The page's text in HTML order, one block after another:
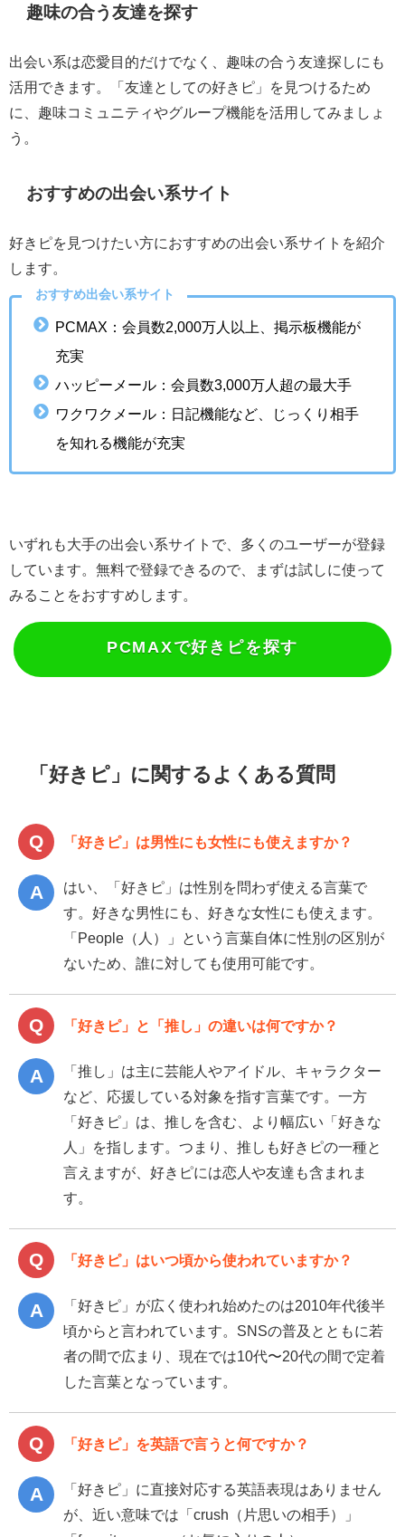
趣味の合う友達を探す
出会い系は恋愛目的だけでなく、趣味の合う友達探しにも
活用できます。「友達としての好きピ」を見つけるため
に、趣味コミュニティやグループ機能を活用してみましょ
う。
おすすめの出会い系サイト
好きピを見つけたい方におすすめの出会い系サイトを紹介
します。
おすすめ出会い系サイト
PCMAX：会員数2,000万人以上、掲示板機能が
充実
ハッピーメール：会員数3,000万人超の最大手
ワクワクメール：日記機能など、じっくり相手
を知れる機能が充実
いずれも大手の出会い系サイトで、多くのユーザーが登録
しています。無料で登録できるので、まずは試しに使って
みることをおすすめします。
PCMAXで好きピを探す
「好きピ」に関するよくある質問
「好きピ」は男性にも女性にも使えますか？
はい、「好きピ」は性別を問わず使える言葉で
す。好きな男性にも、好きな女性にも使えます。
「People（人）」という言葉自体に性別の区別が
ないため、誰に対しても使用可能です。
「好きピ」と「推し」の違いは何ですか？
「推し」は主に芸能人やアイドル、キャラクター
など、応援している対象を指す言葉です。一方
「好きピ」は、推しを含む、より幅広い「好きな
人」を指します。つまり、推しも好きピの一種と
言えますが、好きピには恋人や友達も含まれま
す。
「好きピ」はいつ頃から使われていますか？
「好きピ」が広く使われ始めたのは2010年代後半
頃からと言われています。SNSの普及とともに若
者の間で広まり、現在では10代〜20代の間で定着
した言葉となっています。
「好きピ」を英語で言うと何ですか？
「好きピ」に直接対応する英語表現はありません
が、近い意味では「crush（片思いの相手）」